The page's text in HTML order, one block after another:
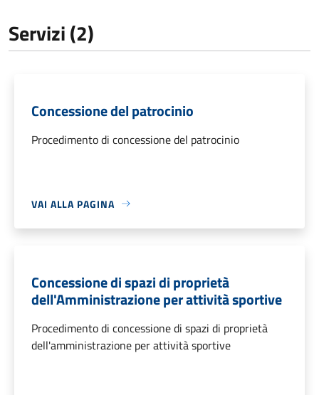
Servizi (2)
Concessione del patrocinio
Procedimento di concessione del patrocinio
VAI ALLA PAGINA
Concessione di spazi di proprietà
dell'Amministrazione per attività sportive
Procedimento di concessione di spazi di proprietà
dell'amministrazione per attività sportive